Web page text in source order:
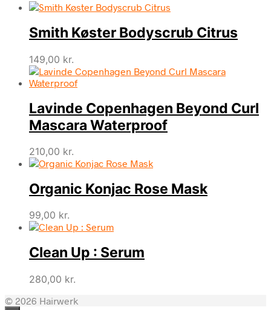
Smith Køster Bodyscrub Citrus
149,00 kr.
Lavinde Copenhagen Beyond Curl
Mascara Waterproof
210,00 kr.
Organic Konjac Rose Mask
99,00 kr.
Clean Up : Serum
280,00 kr.
© 2026 Hairwerk